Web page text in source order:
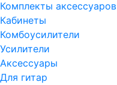
Комплекты аксессуаров
Кабинеты
Комбоусилители
Усилители
Аксессуары
Для гитар